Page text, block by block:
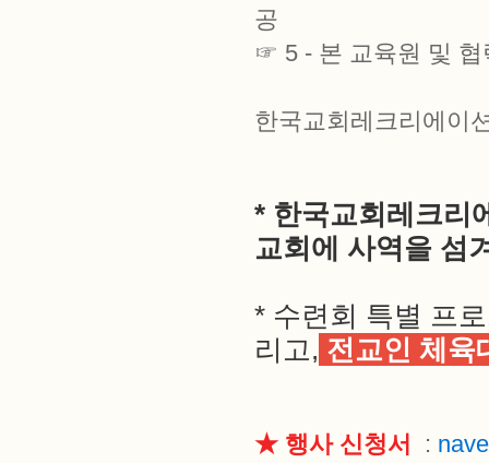
공
☞ 5 - 본 교육원 및 협
한국교회레크리에이
* 한국교회레크리
교회에 사역을 섬
* 수련회 특별 프
리고, 전교인 체육
★ 행사 신청서 :